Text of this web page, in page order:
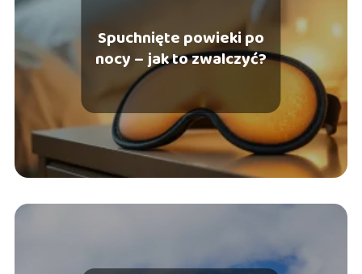
Spuchnięte powieki po
nocy – jak to zwalczyć?